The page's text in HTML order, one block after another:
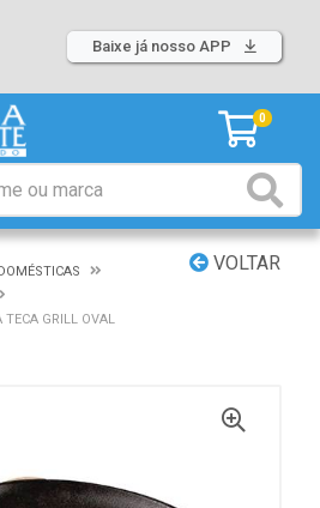
Baixe já nosso APP
0
VOLTAR
GRILL OVAL